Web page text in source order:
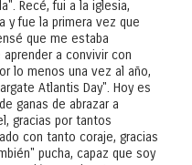
Recé, fui a la iglesia,
y fue la primera vez que
que me estaba
a convivir con
lo menos una vez al año,
Atlantis Day". Hoy es
ganas de abrazar a
gracias por tantos
con tanto coraje, gracias
pucha, capaz que soy